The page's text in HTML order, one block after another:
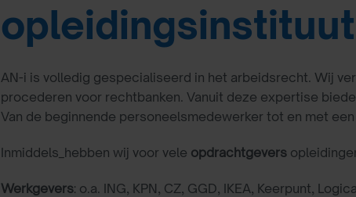
AN-i is volledig gespecialiseerd in het arbeidsrecht. Wij
procederen voor rechtbanken. Vanuit deze expertise
Van de beginnende personeelsmedewerker tot en met
Inmiddels_hebben wij voor vele opdrachtgevers
Werkgevers: o.a. ING, KPN, CZ, GGD, IKEA, Keerpunt,